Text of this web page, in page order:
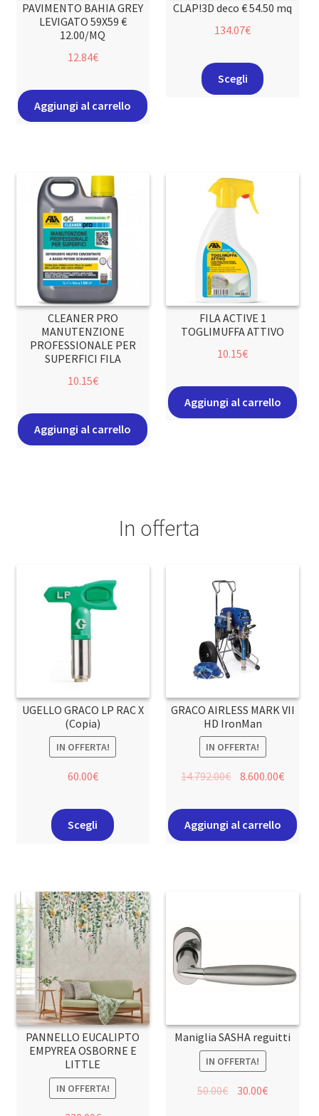
PAVIMENTO BAHIA GREY
LEVIGATO 59X59 €
12.00/MQ
12.84€
Aggiungi al carrello
CLAP!3D deco € 54.50 mq
134.07€
Scegli
CLEANER PRO
MANUTENZIONE
PROFESSIONALE PER
SUPERFICI FILA
10.15€
Aggiungi al carrello
FILA ACTIVE 1
TOGLIMUFFA ATTIVO
10.15€
Aggiungi al carrello
In offerta
UGELLO GRACO LP RAC X
(Copia)
IN OFFERTA!
60.00€
Scegli
GRACO AIRLESS MARK VII
HD IronMan
IN OFFERTA!
14.792.00€ 8.600.00€
Aggiungi al carrello
PANNELLO EUCALIPTO
EMPYREA OSBORNE E
LITTLE
IN OFFERTA!
Maniglia SASHA reguitti
IN OFFERTA!
50.00€ 30.00€